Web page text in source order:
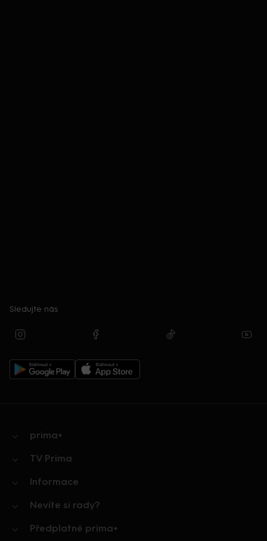
Sledujte nás
prima+
TV Prima
Informace
Nevíte si rady?
Předplatné prima+